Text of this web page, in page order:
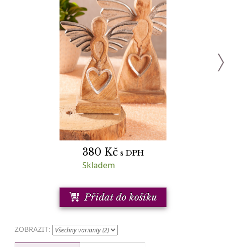
380 Kč s DPH
Skladem
Přidat do košíku
ZOBRAZIT: